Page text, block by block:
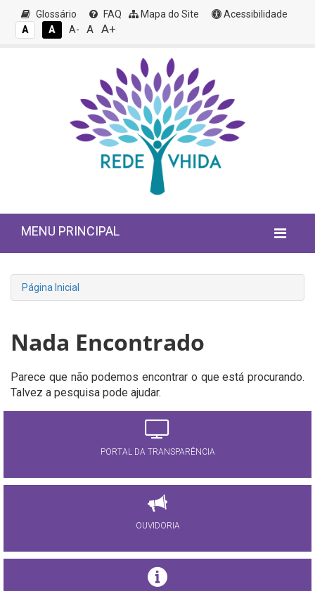
Glossário FAQ Mapa do Site
Acessibilidade
A
A A- A A+
MENU PRINCIPAL
Página Inicial
Nada Encontrado
Parece que não podemos encontrar o que está procurando.
Talvez a pesquisa pode ajudar.
PORTAL DA TRANSPARÊNCIA
OUVIDORIA